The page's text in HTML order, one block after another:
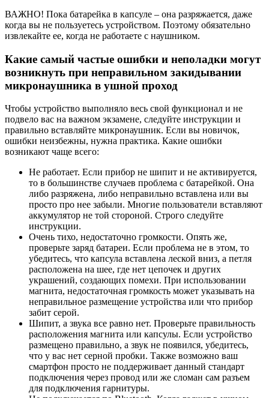
ВАЖНО! Пока батарейка в капсуле – она разряжается, даже
когда вы не пользуетесь устройством. Поэтому обязательно
извлекайте ее, когда не работаете с наушником.
Какие самый частые ошибки и неполадки могут
возникнуть при неправильном закидывании
микронаушника в ушной проход
Чтобы устройство выполняло весь свой функционал и не
подвело вас на важном экзамене, следуйте инструкции и
правильно вставляйте микронаушник. Если вы новичок,
ошибки неизбежны, нужна практика. Какие ошибки
возникают чаще всего:
Не работает. Если прибор не шипит и не активируется,
то в большинстве случаев проблема с батарейкой. Она
либо разряжена, либо неправильно вставлена или вы
просто про нее забыли. Многие пользователи вставляют
аккумулятор не той стороной. Строго следуйте
инструкции.
Очень тихо, недостаточно громкости. Опять же,
проверьте заряд батареи. Если проблема не в этом, то
убедитесь, что капсула вставлена леской вниз, а петля
расположена на шее, где нет цепочек и других
украшений, создающих помехи. При использовании
магнита, недостаточная громкость может указывать на
неправильное размещение устройства или что прибор
забит серой.
Шипит, а звука все равно нет. Проверьте правильность
расположения магнита или капсулы. Если устройство
размещено правильно, а звук не появился, убедитесь,
что у вас нет серной пробки. Также возможно ваш
смартфон просто не поддерживает данный стандарт
подключения через провод или же сломан сам разъем
для подключения гарнитуры.